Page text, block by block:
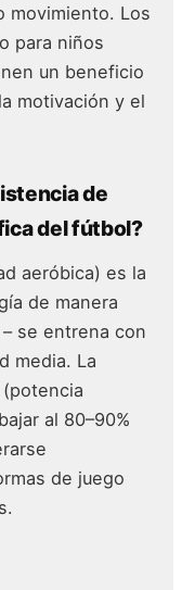
movimiento. Los
para niños
un beneficio
motivación y el
de
del fútbol?
aeróbica) es la
de manera
se entrena con
media. La
al 80–90%
de juego